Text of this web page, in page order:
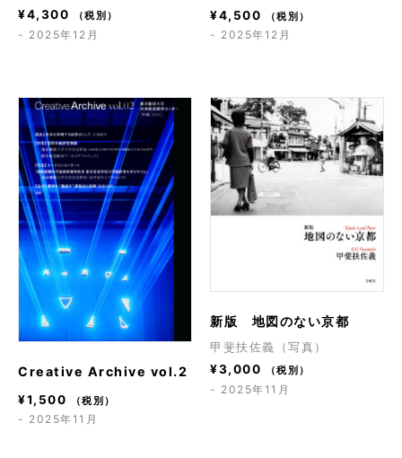
¥4,300 （税別）
- 2025年12月
¥4,500 （税別）
- 2025年12月
Creative Archive vol.2
¥1,500 （税別）
- 2025年11月
新版 地図のない京都
甲斐扶佐義（写真）
¥3,000 （税別）
- 2025年11月